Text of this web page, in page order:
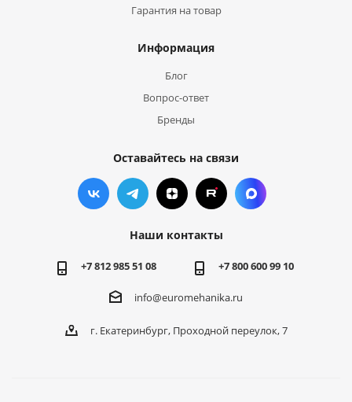
Гарантия на товар
Информация
Блог
Вопрос-ответ
Бренды
Оставайтесь на связи
Наши контакты
+7 812 985 51 08 +7 800 600 99 10
info@euromehanika.ru
г. Екатеринбург, Проходной переулок, 7